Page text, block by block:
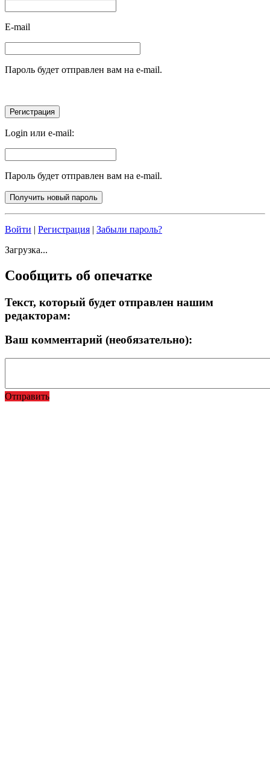
E-mail
Пароль будет отправлен вам на e-mail.
Login или e-mail:
Пароль будет отправлен вам на e-mail.
Войти | Регистрация | Забыли пароль?
Загрузка...
Сообщить об опечатке
Текст, который будет отправлен нашим
редакторам:
Ваш комментарий (необязательно):
Отправить